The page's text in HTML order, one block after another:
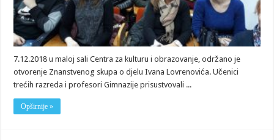
7.12.2018 u maloj sali Centra za kulturu i obrazovanje, održano je
otvorenje Znanstvenog skupa o djelu Ivana Lovrenovića. Učenici
trećih razreda i profesori Gimnazije prisustvovali ...
Opširnije »